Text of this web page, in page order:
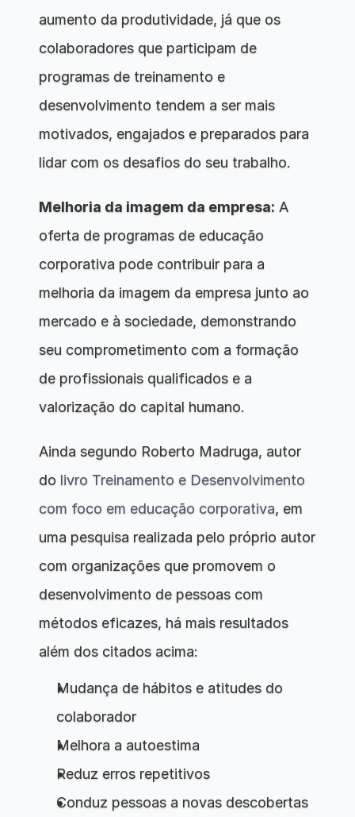
aumento da produtividade, já que os
colaboradores que participam de
programas de treinamento e
desenvolvimento tendem a ser mais
motivados, engajados e preparados para
lidar com os desafios do seu trabalho.
Melhoria da imagem da empresa: A
oferta de programas de educação
corporativa pode contribuir para a
melhoria da imagem da empresa junto ao
mercado e à sociedade, demonstrando
seu comprometimento com a formação
de profissionais qualificados e a
valorização do capital humano.
Ainda segundo Roberto Madruga, autor
do livro Treinamento e Desenvolvimento
com foco em educação corporativa, em
uma pesquisa realizada pelo próprio autor
com organizações que promovem o
desenvolvimento de pessoas com
métodos eficazes, há mais resultados
além dos citados acima:
Mudança de hábitos e atitudes do
colaborador
Melhora a autoestima
Reduz erros repetitivos
Conduz pessoas a novas descobertas